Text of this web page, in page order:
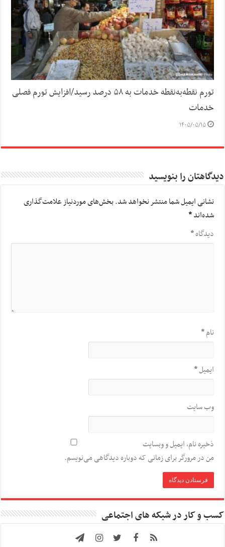
تورم نقطه‌به‌نقطه خدمات به ۵۸ درصد رسید/افزایش تورم فصلی
خدمات
۱۴۰۵/۰۵/۱۵
دیدگاهتان را بنویسید
نشانی ایمیل شما منتشر نخواهد شد.بخش‌های موردنیاز علامت‌گذاری
شده‌اند*
دیدگاه*
نام*
ایمیل*
وب‌ سایت
ذخیره نام، ایمیل و وبسایت
من در مرورگر برای زمانی که دوباره دیدگاهی می‌نویسم.
کسب و کار در شبکه های اجتماعی